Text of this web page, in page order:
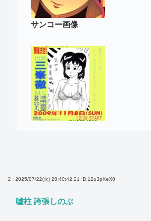
サンコー画像
2 : 2025/07/22(火) 20:40:42.21 ID:12u3pKeX0
嘘柱 誇張しのぶ